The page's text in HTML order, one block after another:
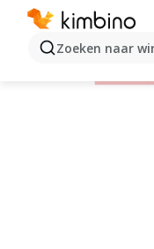
Zoeken naar